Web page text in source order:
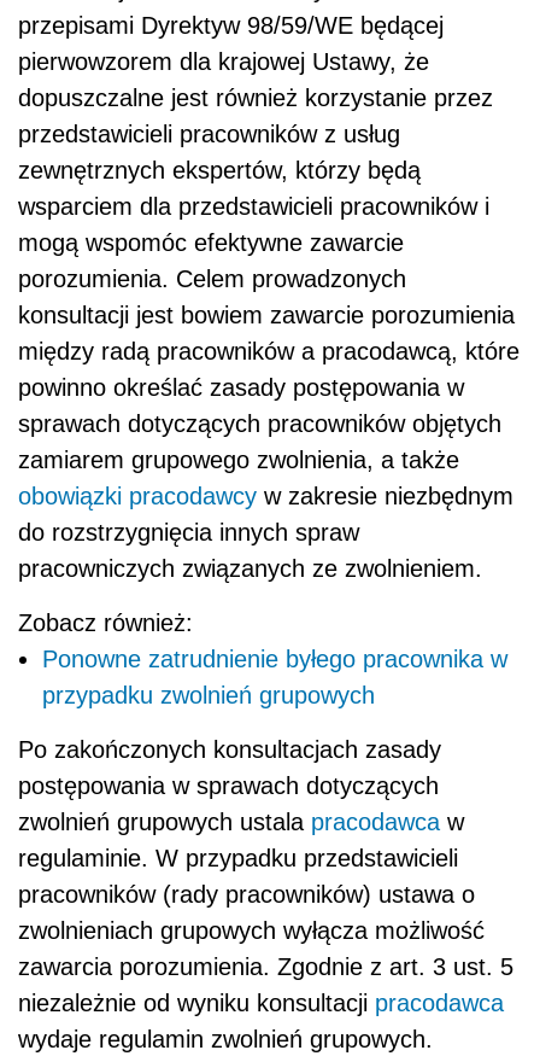
przepisami Dyrektyw 98/59/WE będącej
pierwowzorem dla krajowej Ustawy, że
dopuszczalne jest również korzystanie przez
przedstawicieli pracowników z usług
zewnętrznych ekspertów, którzy będą
wsparciem dla przedstawicieli pracowników i
mogą wspomóc efektywne zawarcie
porozumienia. Celem prowadzonych
konsultacji jest bowiem zawarcie porozumienia
między radą pracowników a pracodawcą, które
powinno określać zasady postępowania w
sprawach dotyczących pracowników objętych
zamiarem grupowego zwolnienia, a także
obowiązki pracodawcy w zakresie niezbędnym
do rozstrzygnięcia innych spraw
pracowniczych związanych ze zwolnieniem.
Zobacz również:
Ponowne zatrudnienie byłego pracownika w
przypadku zwolnień grupowych
Po zakończonych konsultacjach zasady
postępowania w sprawach dotyczących
zwolnień grupowych ustala pracodawca w
regulaminie. W przypadku przedstawicieli
pracowników (rady pracowników) ustawa o
zwolnieniach grupowych wyłącza możliwość
zawarcia porozumienia. Zgodnie z art. 3 ust. 5
niezależnie od wyniku konsultacji pracodawca
wydaje regulamin zwolnień grupowych.